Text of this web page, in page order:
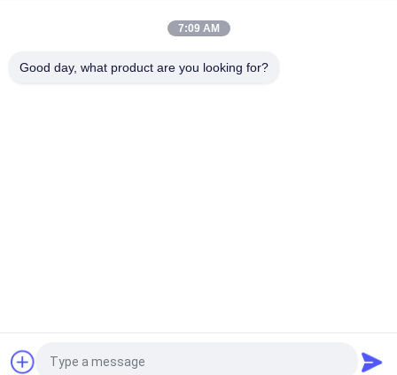
農用トラクター 織物ブレーキ内膜 材料 OEM オーダーメイド厚
7:09 AM
Good day, what product are you looking for?